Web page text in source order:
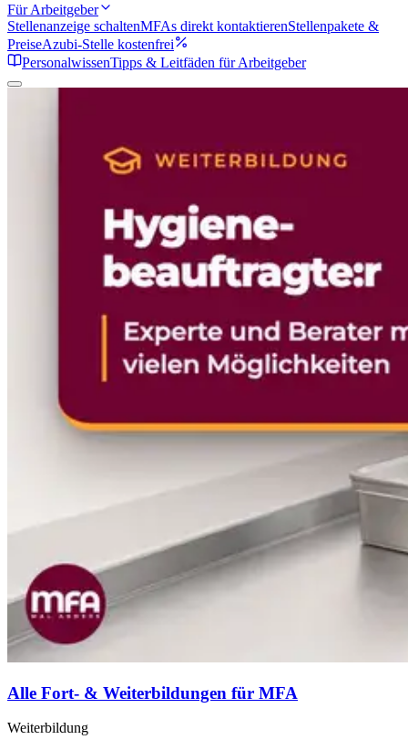
Für Arbeitgeber
Stellenanzeige schaltenMFAs direkt kontaktierenStellenpakete &
PreiseAzubi-Stelle kostenfrei
PersonalwissenTipps & Leitfäden für Arbeitgeber
Alle Fort- & Weiterbildungen für MFA
Weiterbildung